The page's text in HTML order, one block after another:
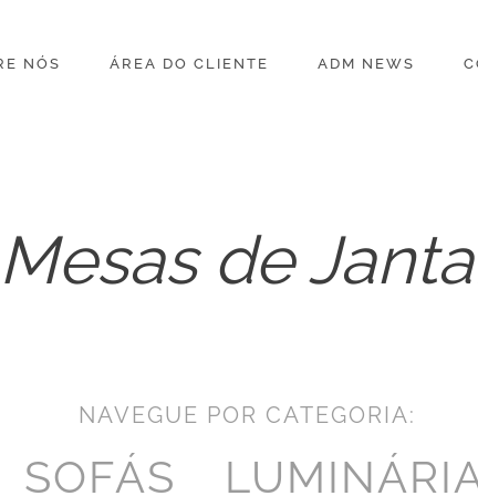
NÓS ÁREA DO CLIENTE ADM NEWS
Mesas de
NAVEGUE POR CATEGORIA:
SOFÁS